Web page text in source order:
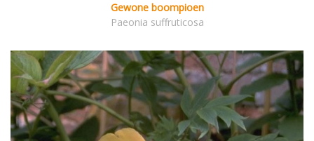
Gewone boompioen
Paeonia suffruticosa